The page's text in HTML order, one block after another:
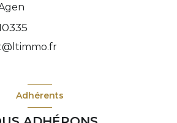
Adhérents